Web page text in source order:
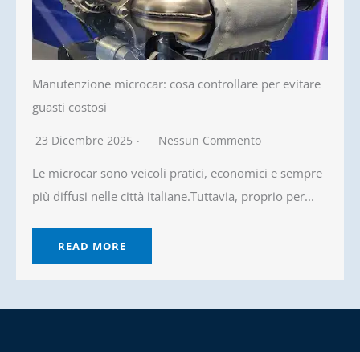
Manutenzione microcar: cosa controllare per evitare
guasti costosi
23 Dicembre 2025 Nessun Commento
Le microcar sono veicoli pratici, economici e sempre
più diffusi nelle città italiane.Tuttavia, proprio per...
READ MORE